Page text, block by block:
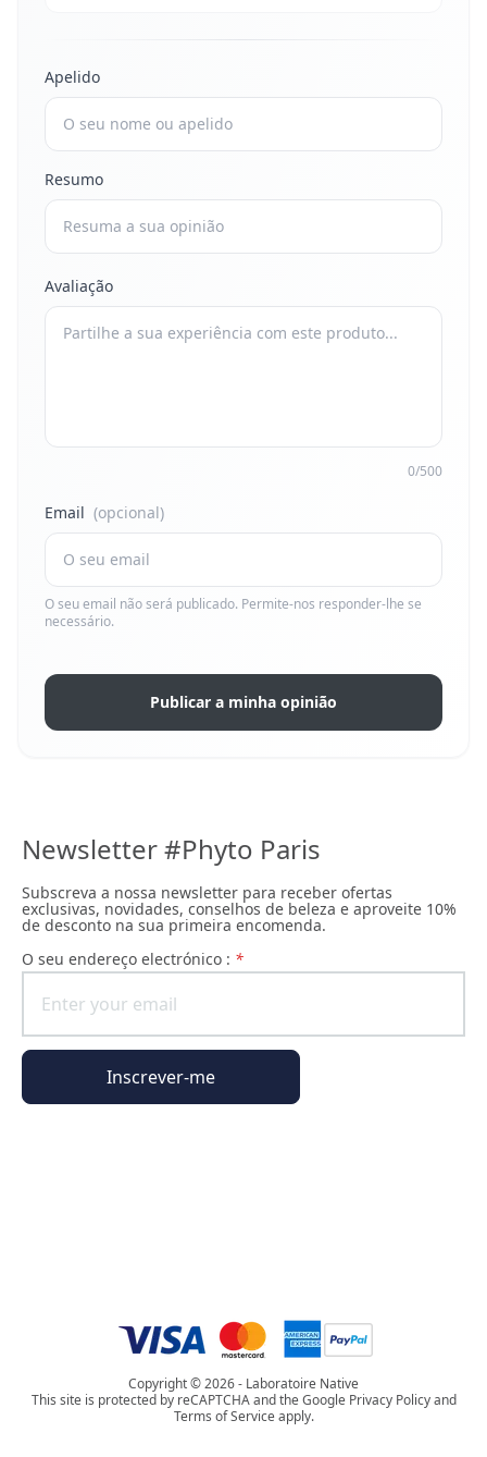
Apelido
Resumo
Avaliação
0/500
Email (opcional)
O seu email não será publicado. Permite-nos responder-lhe se
necessário.
Publicar a minha opinião
Newsletter #Phyto Paris
Subscreva a nossa newsletter para receber ofertas
exclusivas, novidades, conselhos de beleza e aproveite 10%
de desconto na sua primeira encomenda.
O seu endereço electrónico : *
Inscrever-me
Copyright © 2026 - Laboratoire Native
This site is protected by reCAPTCHA and the Google Privacy Policy and
Terms of Service apply.